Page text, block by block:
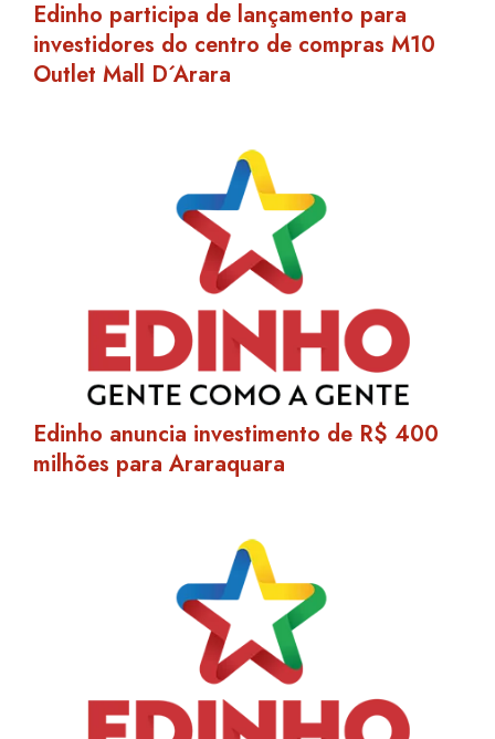
Edinho participa de lançamento para
investidores do centro de compras M10
Outlet Mall D´Arara
Edinho anuncia investimento de R$ 400
milhões para Araraquara